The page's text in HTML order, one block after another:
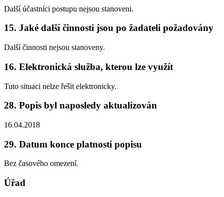
Další účastníci postupu nejsou stanoveni.
15. Jaké další činnosti jsou po žadateli požadovány
Další činnosti nejsou stanoveny.
16. Elektronická služba, kterou lze využít
Tuto situaci nelze řešit elektronicky.
28. Popis byl naposledy aktualizován
16.04.2018
29. Datum konce platnosti popisu
Bez časového omezení.
Úřad